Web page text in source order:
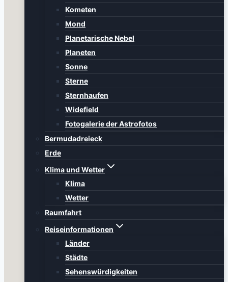
Kometen
Mond
Planetarische Nebel
Planeten
Sonne
Sterne
Sternhaufen
Widefield
Fotogalerie der Astrofotos
Bermudadreieck
Erde
Klima und Wetter
Klima
Wetter
Raumfahrt
Reiseinformationen
Länder
Städte
Sehenswürdigkeiten